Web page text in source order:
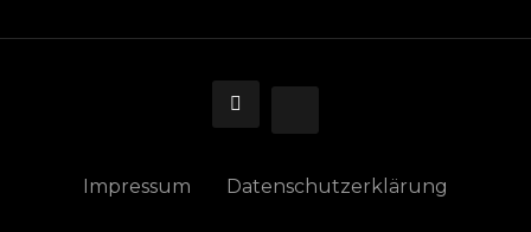
Impressum Datenschutzerklärung